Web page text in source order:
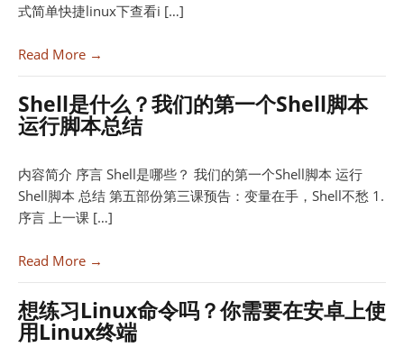
式简单快捷linux下查看i […]
Read More →
Shell是什么？我们的第一个Shell脚本
运行脚本总结
内容简介 序言 Shell是哪些？ 我们的第一个Shell脚本 运行
Shell脚本 总结 第五部份第三课预告：变量在手，Shell不愁 1.
序言 上一课 […]
Read More →
想练习Linux命令吗？你需要在安卓上使
用Linux终端